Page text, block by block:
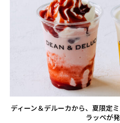
ディーン＆デルーカから、夏限定
ラッペが発